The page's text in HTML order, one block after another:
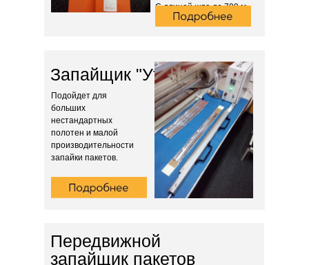
С длиной шва до 700 м.
Запайщик "Утюг"
Подойдет для
больших
нестандартных
полотен и малой
производительности
запайки пакетов.
Передвижной
запайщик пакетов